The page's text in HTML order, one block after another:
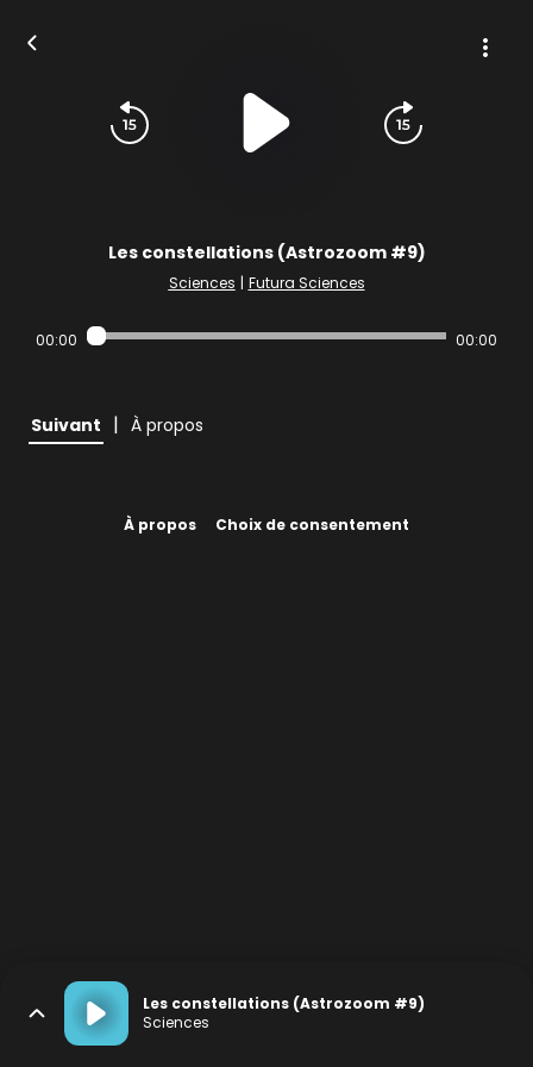
Les constellations (Astrozoom #9)
Sciences | Futura Sciences
00:00 00:00
Suivant | À propos
À propos Choix de consentement
Les constellations (Astrozoom #9)
Sciences